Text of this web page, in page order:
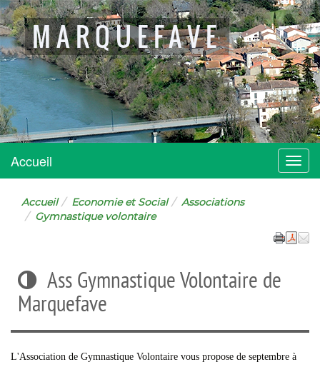
MARQUEFAVE
Menu
Accueil
Accueil Economie et Social
Associations
Gymnastique volontaire
Ass Gymnastique Volontaire de
Marquefave
L'Association de Gymnastique Volontaire vous propose de septembre à